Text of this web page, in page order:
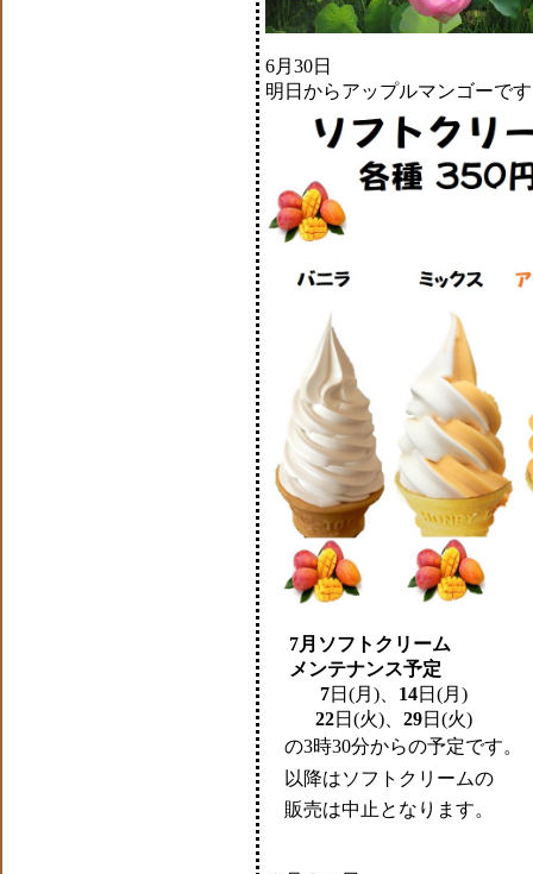
6月30日
明日からアップルマンゴーで
7月ソフトクリーム
メンテナンス予定
7日(月)、 14日(月)
22日(火)、 29日(火)
の3時30分からの予定です。
以降はソフトクリームの
販売は中止となります。